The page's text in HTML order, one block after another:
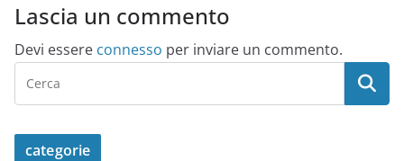
Lascia un commento
Devi essere connesso per inviare un commento.
categorie